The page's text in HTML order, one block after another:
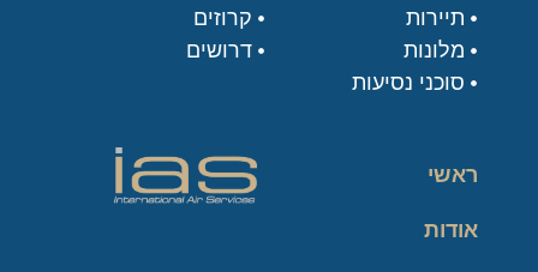
תיירות
מלונות
סוכני נסיעות
קרוזים
דרושים
ראשי
אודות